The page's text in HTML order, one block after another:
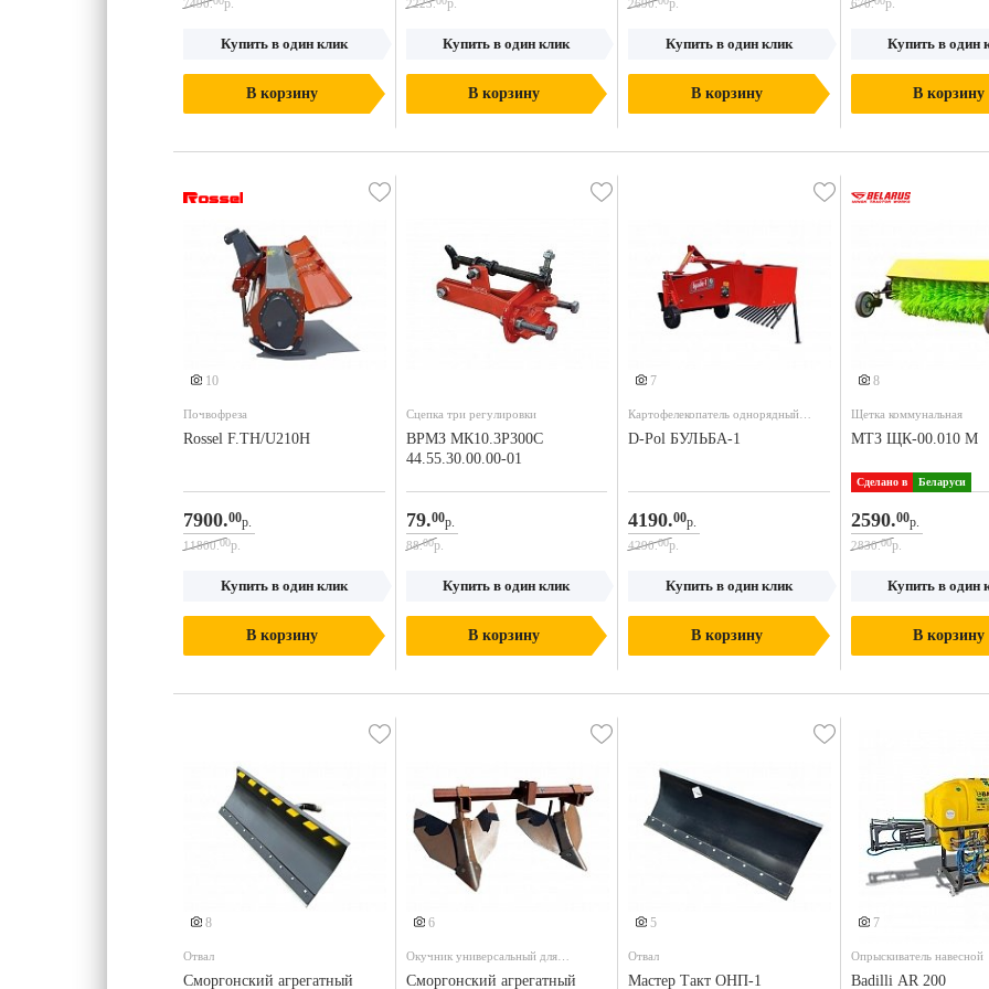
7490.
Купить в один клик
В корзину
2223.
Купить в один клик
В корзину
2690.
Купить в один клик
В корзину
670.
Купить в один
В корзину
10
Еще 1 фото
Почвофреза
Rossel F.TH/U210H
7900.00р.
11800.00р.
Купить в один клик
В корзину
Сцепка три регулировки
ВРМЗ МК10.3Р300С
44.55.30.00.00-01
79.00р.
88.00р.
Купить в один клик
В корзину
7
Картофелекопатель однорядный
D-Pol БУЛЬБА-1
4190.00р.
4290.00р.
Купить в один клик
В корзину
8
Щетка коммунальная
МТЗ ЩК-00.010 М
Сделано в Беларуси
2590.00р.
2830.00р.
Купить в один
В корзину
8
Отвал
Сморгонский агрегатный
6
Окучник универсальный для
Сморгонский агрегатный
5
Отвал
Мастер Такт ОНП-1
7
Опрыскиватель навесной
Badilli AR 200